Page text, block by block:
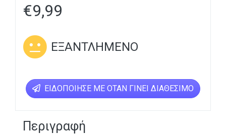
€9,99
ΕΞΑΝΤΛΗΜΈΝΟ
ΕΙΔΟΠΟΊΗΣΕ ΜΕ ΌΤΑΝ ΓΊΝΕΙ ΔΙΑΘΈΣΙΜΟ
Περιγραφή